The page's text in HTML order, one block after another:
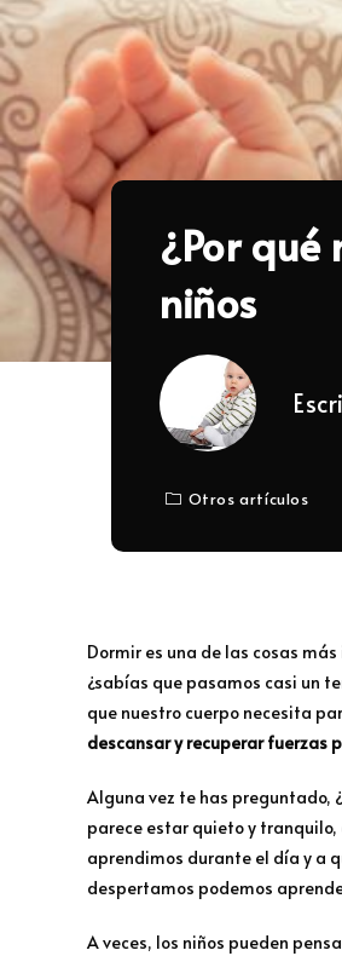
¿Por
niños
Otros artículos
Dormir es una de las cosas
¿sabías que pasamos casi un
que nuestro cuerpo necesita
descansar y recuperar fuerzas
Alguna vez te has preguntado,
parece estar quieto y tranquilo,
aprendimos durante el día y a
despertamos podemos
A veces, los niños pueden